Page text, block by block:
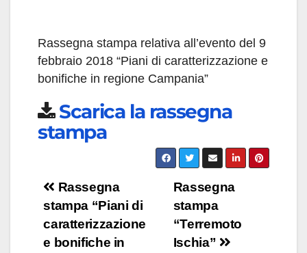
Rassegna stampa relativa all’evento del 9
febbraio 2018 “Piani di caratterizzazione e
bonifiche in regione Campania”
Scarica la rassegna
stampa
Navigazione
articoli
Rassegna
stampa
“Terremoto
Ischia”
Rassegna
stampa “Piani di
caratterizzazione
e bonifiche in